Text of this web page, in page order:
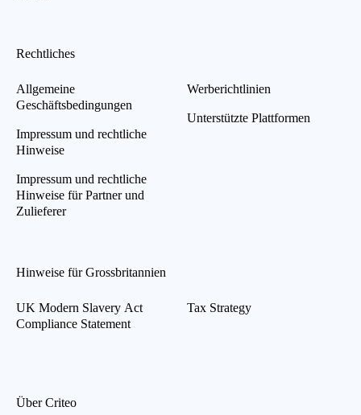
Rechtliches
Allgemeine
Geschäftsbedingungen
Impressum und rechtliche
Hinweise
Impressum und rechtliche
Hinweise für Partner und
Zulieferer
Werberichtlinien
Unterstützte Plattformen
Hinweise für Grossbritannien
UK Modern Slavery Act
Compliance Statement
Tax Strategy
Über Criteo